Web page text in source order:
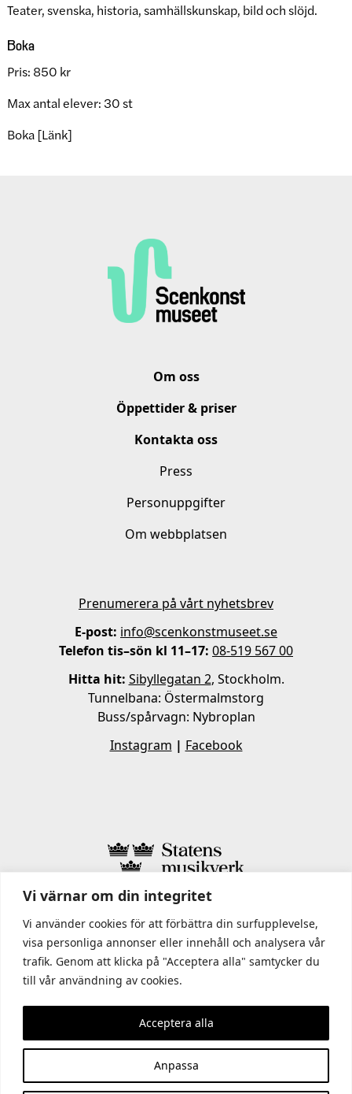
Vi värnar om din integritet
Vi använder cookies för att förbättra din surfupplevelse,
visa personliga annonser eller innehåll och analysera vår
trafik. Genom att klicka på "Acceptera alla" samtycker du
till vår användning av cookies.
Anpassa
Acceptera alla
Teater, svenska, historia, samhällskunskap, bild och slöjd.
Boka
Pris: 850 kr
Max antal elever: 30 st
Boka [Länk]
Om oss
Öppettider & priser
Kontakta oss
Press
Personuppgifter
Om webbplatsen
Prenumerera på vårt nyhetsbrev
E-post: info@scenkonstmuseet.se
Telefon tis–sön kl 11–17: 08-519 567 00
Hitta hit: Sibyllegatan 2, Stockholm.
Tunnelbana: Östermalmstorg
Buss/spårvagn: Nybroplan
Instagram | Facebook
I STATENS MUSIKVERK INGÅR